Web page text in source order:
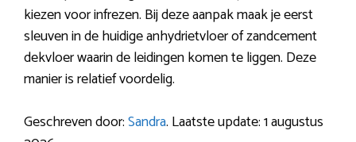
kiezen voor infrezen. Bij deze aanpak maak je eerst
sleuven in de huidige anhydrietvloer of zandcement
dekvloer waarin de leidingen komen te liggen. Deze
manier is relatief voordelig.
Geschreven door:Sandra. Laatste update: 1 augustus